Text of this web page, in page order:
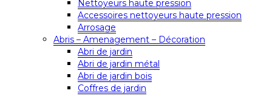
Nettoyeurs haute pression
Accessoires nettoyeurs haute pression
Arrosage
Abris – Amenagement – Décoration
Abri de jardin
Abri de jardin métal
Abri de jardin bois
Coffres de jardin